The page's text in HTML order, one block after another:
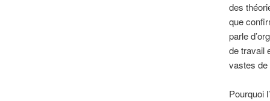
des
que
parle
de travail
vastes de
Pourquoi